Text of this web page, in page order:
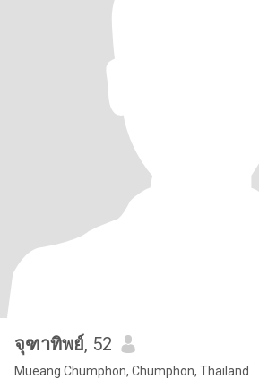
จุฑาทิพย์, 52
Mueang Chumphon, Chumphon, Thailand